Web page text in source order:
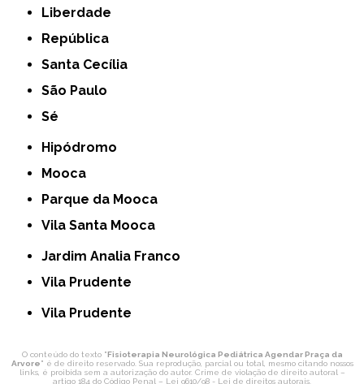
Liberdade
República
Santa Cecília
São Paulo
Sé
Hipódromo
Mooca
Parque da Mooca
Vila Santa Mooca
Jardim Analia Franco
Vila Prudente
Vila Prudente
O conteúdo do texto "Fisioterapia Neurológica Pediátrica Agendar Praça da
Arvore" é de direito reservado. Sua reprodução, parcial ou total, mesmo citando nossos
links, é proibida sem a autorização do autor. Crime de violação de direito autoral –
artigo 184 do Código Penal – Lei 9610/98 - Lei de direitos autorais